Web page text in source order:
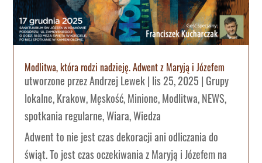
Modlitwa, która rodzi nadzieję. Adwent z Maryją i Józefem
utworzone przezAndrzej Lewek| lis 25, 2025 | Grupy
lokalne,Krakow,Męskość,Minione,Modlitwa,NEWS,
spotkania regularne,Wiara,Wiedza
Adwent to nie jest czas dekoracji ani odliczania do
świąt. To jest czas oczekiwania z Maryją i Józefem na